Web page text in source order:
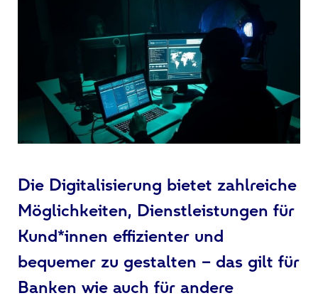
Die Digitalisierung bietet zahlreiche
Möglichkeiten, Dienstleistungen für
Kund*innen effizienter und
bequemer zu gestalten – das gilt für
Banken wie auch für andere